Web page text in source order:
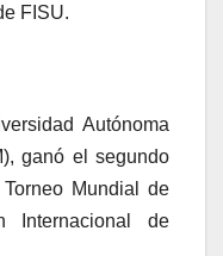
FISU.
Autónoma
ganó el segundo
Mundial de
Internacional de